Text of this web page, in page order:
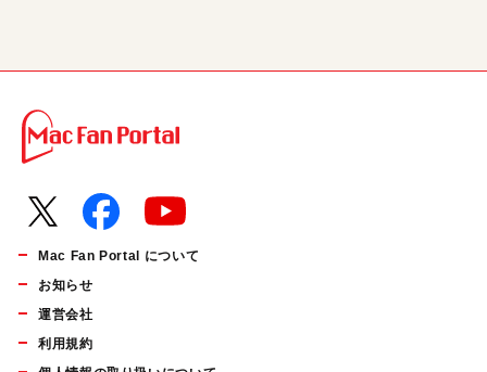
Mac Fan Portal について
お知らせ
運営会社
利用規約